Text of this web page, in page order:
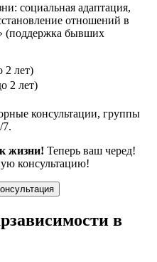
социальная адаптация,
отношений в
(поддержка бывших
2 лет)
консультации, группы
7.
жизни! Теперь ваш черед!
консультацию!
в